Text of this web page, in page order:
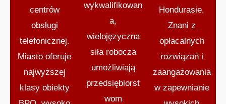
centrów
obsługi
telefonicznej.
Miasto oferuje
najwyższej
klasy obiekty
wykwalifikowan
a,
wielojęzyczna
siła robocza
umożliwiają
przedsiębiorst
wom
Hondurasie.
Znani z
opłacalnych
rozwiązań i
zaangażowania
w zapewnianie